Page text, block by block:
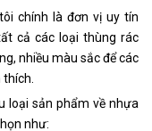
chính là đơn vị uy tín
cả các loại thùng rác
nhiều màu sắc để các
thích.
loại sản phẩm về nhựa
như: